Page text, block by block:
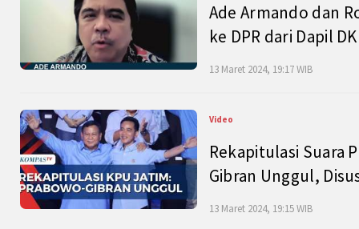
Ade Armando dan
ke DPR dari Dapil
13 Maret 2024, 19:17 WIB
Video
Rekapitulasi Suara
Gibran Unggul,
13 Maret 2024, 19:15 WIB